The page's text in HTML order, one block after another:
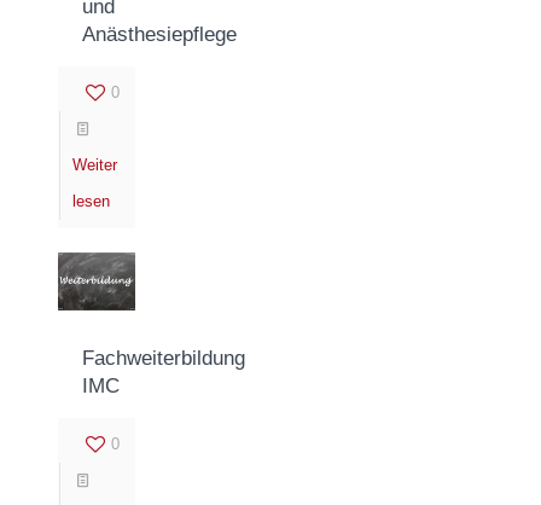
und
Anästhesiepflege
0
Weiter
lesen
Fachweiterbildung
IMC
0